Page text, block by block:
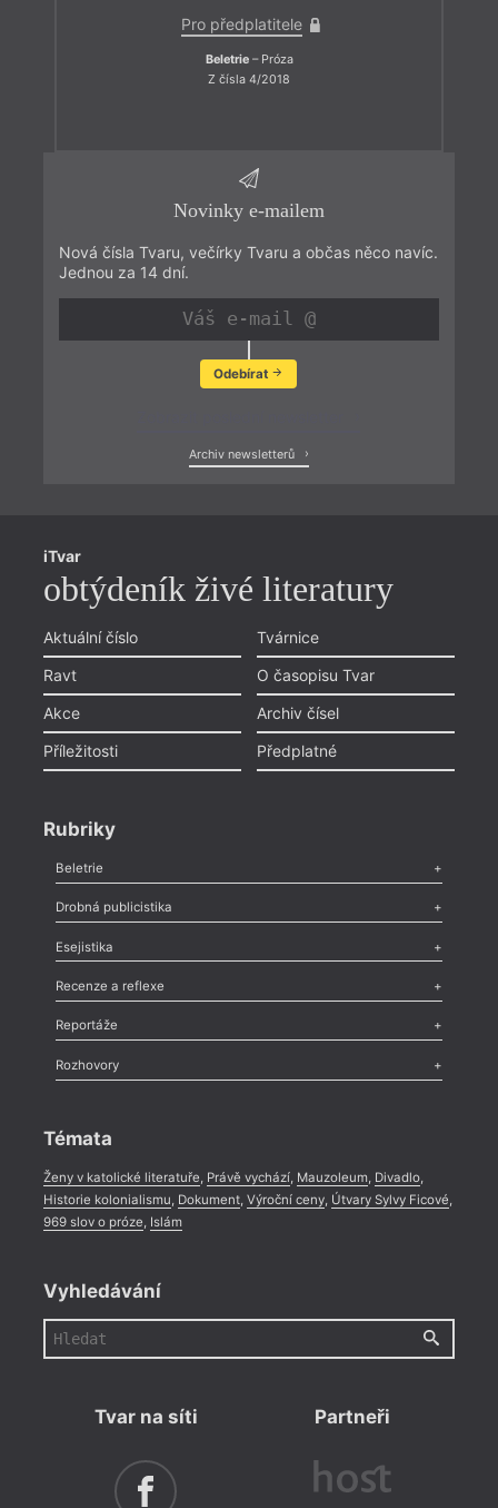
Pro předplatitele
Beletrie– Próza
Z čísla 4/2018
Novinky e-mailem
Nová čísla Tvaru, večírky Tvaru a občas něco navíc.
Jednou za 14 dní.
Odebírat
Archiv newsletterů
iTvar
obtýdeník živé literatury
Aktuální číslo
Ravt
Akce
Příležitosti
Tvárnice
O časopisu Tvar
Archiv čísel
Předplatné
Rubriky
Beletrie
Poezie,Próza,Dokumenty
Drobná publicistika
Odlesk
Nekrolog,Glosa,Sloupek,Pozvánka,Literární soutěž,
Esejistika
Esej , Pádlo,Úvaha
Recenze a reflexe
Recenze
Méně slov o próze,Celá rubrika
Reportáže
Literární zítřky
Celá rubrika
Rozhovory
Témata
Ženy v katolické literatuře, Právě vychází, Mauzoleum, Divadlo,
Historie kolonialismu, Dokument, Výroční ceny, Útvary Sylvy Ficové,
969 slov o próze, Islám
Vyhledávání
Tvar na síti Partneři